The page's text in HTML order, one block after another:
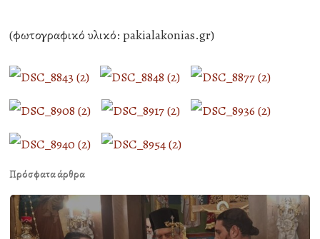
(φωτογραφικό υλικό: pakialakonias.gr)
Πρόσφατα άρθρα